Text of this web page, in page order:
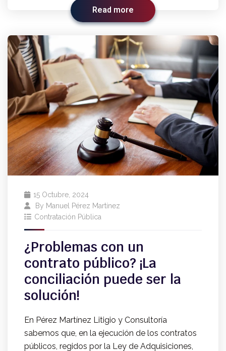
Read more
15 Octubre, 2024
By Manuel Pérez Martínez
Contratación Pública
¿Problemas con un
contrato público? ¡La
conciliación puede ser la
solución!
En Pérez Martínez Litigio y Consultoría
sabemos que, en la ejecución de los contratos
públicos, regidos por la Ley de Adquisiciones,